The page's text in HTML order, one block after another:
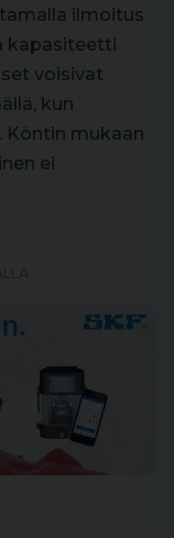
ilmoitus
kapasiteetti
voisivat
kun
Köntin mukaan
ei